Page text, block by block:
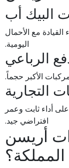
البيك أب
القيادة مع الأحمال
اليومية.
الرباعي
الأكبر حجماً.
التجارية
أداء ثابت وعمر
افتراضي جيد.
أريسن